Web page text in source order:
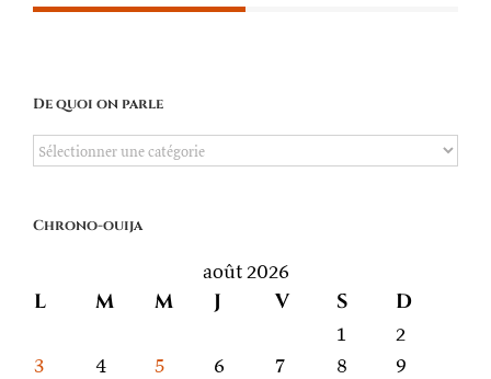
De quoi on parle
De
parle
Chrono-ouija
août 2026
L M M J V S D
1
2
3
4 5 6 7 8
9